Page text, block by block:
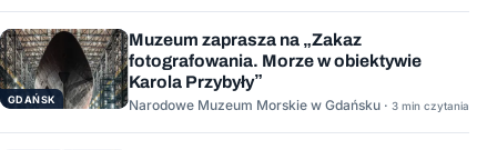
GDAŃSK
Muzeum zaprasza na „Zakaz
fotografowania. Morze w obiektywie
Karola Przybyły”
Narodowe Muzeum Morskie w Gdańsku · 3 min czytania